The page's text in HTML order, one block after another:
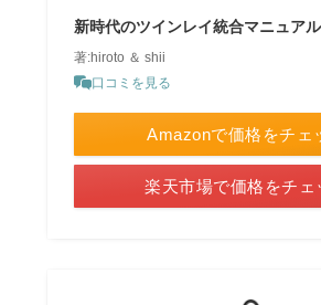
新時代のツインレイ統合マニュアル
著:hiroto ＆ shii
口コミを見る
Amazonで価格をチェ
楽天市場で価格をチェ